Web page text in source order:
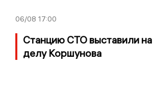
06/08 17:00
Станцию СТО выставили на
делу Коршунова